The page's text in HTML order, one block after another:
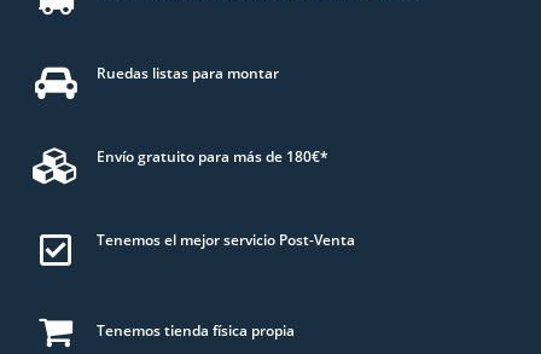
Ruedas listas para montar
Envío gratuito para más de 180€*
Tenemos el mejor servicio Post-Venta
Tenemos tienda física propia